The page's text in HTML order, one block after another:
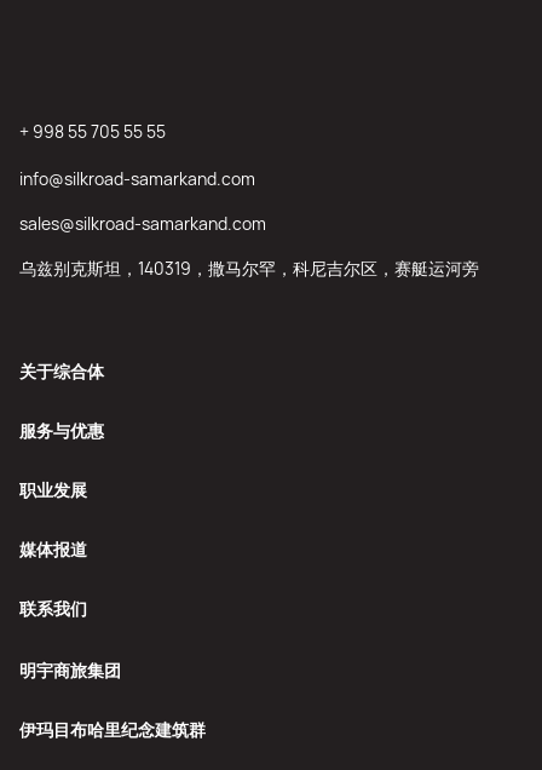
关于综合体
服务与优惠
职业发展
媒体报道
联系我们
明宇商旅集团
伊玛目布哈里纪念建筑群
+ 998 55 705 55 55
info@silkroad-samarkand.com
sales@silkroad-samarkand.com
乌兹别克斯坦，140319，撒马尔罕，科尼吉尔区，赛艇运河旁